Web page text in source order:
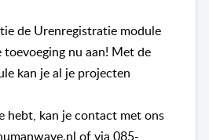
de Urenregistratie module
toevoeging nu aan! Met de
kan je al je projecten
hebt, kan je contact met ons
of via 085-